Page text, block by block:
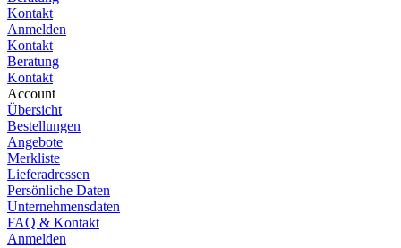
Kontakt
Anmelden
Kontakt
Beratung
Kontakt
Account
Übersicht
Bestellungen
Angebote
Merkliste
Lieferadressen
Persönliche Daten
Unternehmensdaten
FAQ & Kontakt
Anmelden